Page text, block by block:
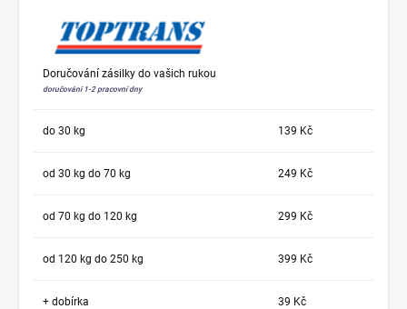
Doručování zásilky do vašich rukou
doručování 1-2 pracovní dny
do 30 kg 139 Kč
od 30 kg do 70 kg 249 Kč
od 70 kg do 120 kg 299 Kč
od 120 kg do 250 kg 399 Kč
+ dobírka 39 Kč